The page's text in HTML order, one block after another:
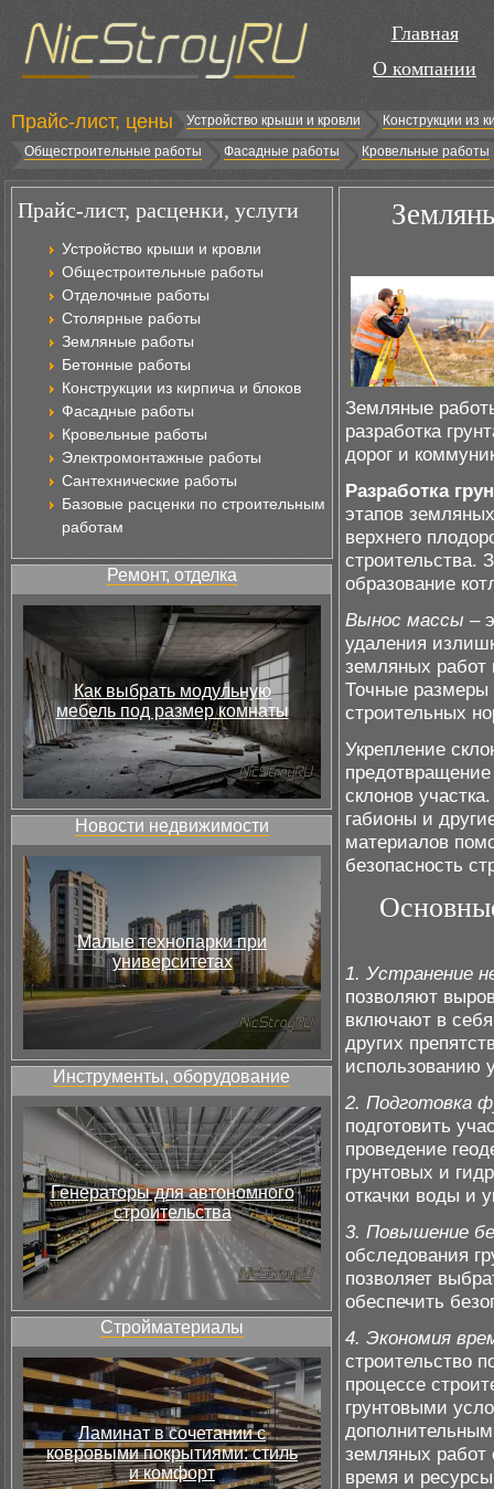
Главная
О компании
Прайс-лист, цены Устройство крыши и кровли
Конструкции из
Общестроительные работы
Фасадные работы Кровельные работы
Прайс-лист, расценки, услуги
Устройство крыши и кровли
Общестроительные работы
Отделочные работы
Столярные работы
Земляные работы
Бетонные работы
Конструкции из кирпича и блоков
Фасадные работы
Кровельные работы
Электромонтажные работы
Сантехнические работы
Базовые расценки по строительным
работам
Ремонт, отделка
Как выбрать модульную
мебель под размер комнаты
Новости недвижимости
Малые технопарки при
университетах
Инструменты, оборудование
Генераторы для автономного
строительства
Стройматериалы
Ламинат в сочетании с
ковровыми покрытиями: стиль
и комфорт
Земляные
разработка
дорог и
Разработка
этапов
верхнего
строительства.
образование
Вынос массы –
удаления
земляных работ
Точные размеры
строительных
Укрепление
склонов
габионы и
материалов
безопасность
1. Устранение
позволяют
включают в
других
использованию
2. Подготовка
подготовить
проведение
грунтовых и
откачки воды и
3. Повышение
обследования
позволяет
обеспечить
4. Экономия
строительство
процессе
грунтовыми
земляных работ
время и